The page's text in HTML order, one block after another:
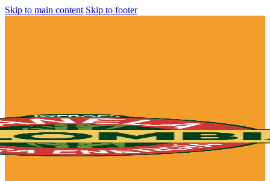
Skip to main content Skip to footer